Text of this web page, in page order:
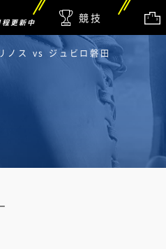
程更新中 競技
ノス vs ジュビロ磐田